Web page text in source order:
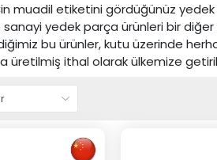
muadil etiketini gördüğünüz
yedek parça ürünleri bir diğer
bu ürünler, kutu üzerinde
üretilmiş ithal olarak ülkemize